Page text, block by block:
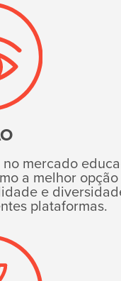
mercado
a melhor
e
plataformas.